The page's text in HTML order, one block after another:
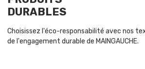
DURABLES
Choisissez l'éco-responsabilité avec nos
de l'engagement durable de MAINGAUCHE.